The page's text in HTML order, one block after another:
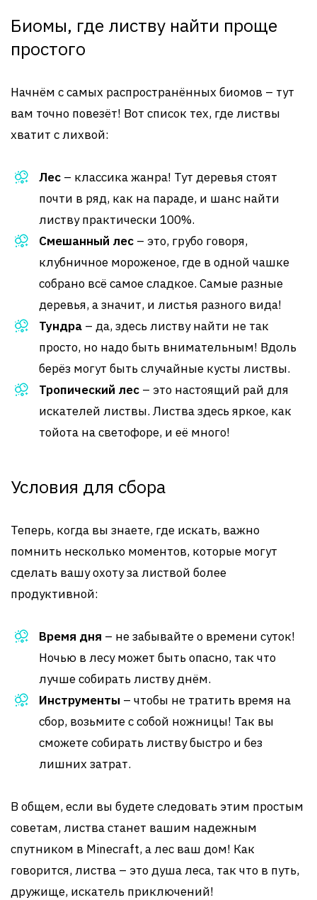
Биомы, где листву найти проще
простого
Начнём с самых распространённых биомов – тут
вам точно повезёт! Вот список тех, где листвы
хватит с лихвой:
Лес – классика жанра! Тут деревья стоят
почти в ряд, как на параде, и шанс найти
листву практически 100%.
Смешанный лес – это, грубо говоря,
клубничное мороженое, где в одной чашке
собрано всё самое сладкое. Самые разные
деревья, а значит, и листья разного вида!
Тундра – да, здесь листву найти не так
просто, но надо быть внимательным! Вдоль
берёз могут быть случайные кусты листвы.
Тропический лес – это настоящий рай для
искателей листвы. Листва здесь яркое, как
тойота на светофоре, и её много!
Условия для сбора
Теперь, когда вы знаете, где искать, важно
помнить несколько моментов, которые могут
сделать вашу охоту за листвой более
продуктивной:
Время дня – не забывайте о времени суток!
Ночью в лесу может быть опасно, так что
лучше собирать листву днём.
Инструменты – чтобы не тратить время на
сбор, возьмите с собой ножницы! Так вы
сможете собирать листву быстро и без
лишних затрат.
В общем, если вы будете следовать этим простым
советам, листва станет вашим надежным
спутником в Minecraft, а лес ваш дом! Как
говорится, листва – это душа леса, так что в путь,
дружище, искатель приключений!